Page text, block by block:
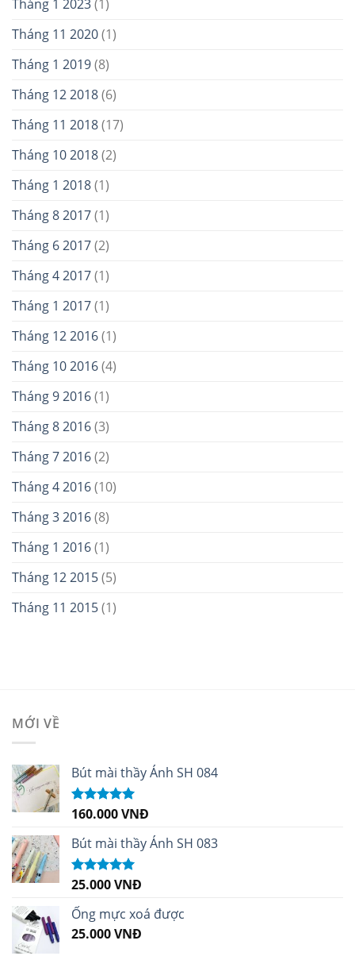
Tháng 1 2023(1)
Tháng 11 2020(1)
Tháng 1 2019(8)
Tháng 12 2018(6)
Tháng 11 2018(17)
Tháng 10 2018(2)
Tháng 1 2018(1)
Tháng 8 2017(1)
Tháng 6 2017(2)
Tháng 4 2017(1)
Tháng 1 2017(1)
Tháng 12 2016(1)
Tháng 10 2016(4)
Tháng 9 2016(1)
Tháng 8 2016(3)
Tháng 7 2016(2)
Tháng 4 2016(10)
Tháng 3 2016(8)
Tháng 1 2016(1)
Tháng 12 2015(5)
Tháng 11 2015(1)
MỚI VỀ
Bút mài thầy Ánh SH 084
Được xếp
sao
160.000VNĐ
Bút mài thầy Ánh SH 083
Được xếp
sao
25.000VNĐ
Ống mực xoá được
25.000VNĐ